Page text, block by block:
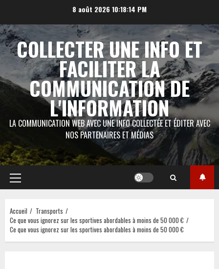
contenu
8 août 202610:18:15 PM
COLLECTER UNE INFO ET
FACILITER LA
COMMUNICATION DE
L'INFORMATION
LA COMMUNICATION WEB AVEC UNE INFO COLLECTÉE ET ÉDITER AVEC
NOS PARTENAIRES ET MÉDIAS
Menu
principal
Accueil
Transports
Ce que vous ignorez sur les sportives abordables à moins de 50 000 €
Ce que vous ignorez sur les sportives abordables à moins de 50 000 €